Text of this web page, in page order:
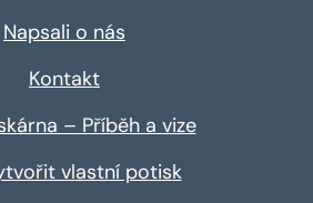
Napsali o nás
Kontakt
– Příběh a vize
vlastní potisk